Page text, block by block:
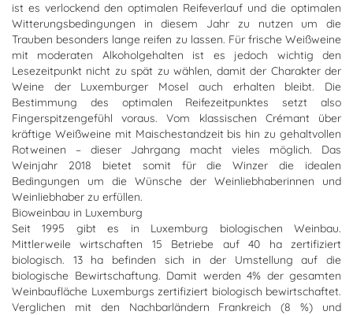
ist es verlockend den optimalen Reifeverlauf und die optimalen
Witterungsbedingungen in diesem Jahr zu nutzen um die
Trauben besonders lange reifen zu lassen. Für frische Weißweine
mit moderaten Alkoholgehalten ist es jedoch wichtig den
Lesezeitpunkt nicht zu spät zu wählen, damit der Charakter der
Weine der Luxemburger Mosel auch erhalten bleibt. Die
Bestimmung des optimalen Reifezeitpunktes setzt also
Fingerspitzengefühl voraus. Vom klassischen Crémant über
kräftige Weißweine mit Maischestandzeit bis hin zu gehaltvollen
Rotweinen – dieser Jahrgang macht vieles möglich. Das
Weinjahr 2018 bietet somit für die Winzer die idealen
Bedingungen um die Wünsche der Weinliebhaberinnen und
Weinliebhaber zu erfüllen.
Bioweinbau in Luxemburg
Seit 1995 gibt es in Luxemburg biologischen Weinbau.
Mittlerweile wirtschaften 15 Betriebe auf 40 ha zertifiziert
biologisch. 13 ha befinden sich in der Umstellung auf die
biologische Bewirtschaftung. Damit werden 4% der gesamten
Weinbaufläche Luxemburgs zertifiziert biologisch bewirtschaftet.
Verglichen mit den Nachbarländern Frankreich (8 %) und